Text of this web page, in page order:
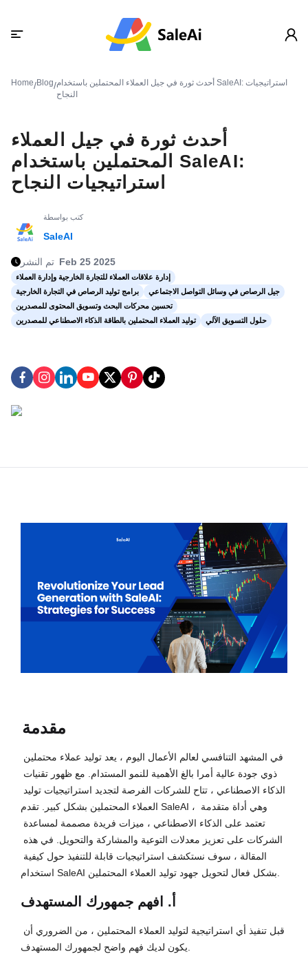
Home/Blog/أحدث ثورة في جيل العملاء المحتملين باستخدام SaleAI: استراتيجيات
النجاح
أحدث ثورة في جيل العملاء
المحتملين باستخدام SaleAI:
استراتيجيات النجاح
كتب بواسطة
SaleAI
تم النشر Feb 25 2025
إدارة علاقات العملاء للتجارة الخارجية وإدارة العملاء
برامج توليد الرصاص في التجارة الخارجية
جيل الرصاص في وسائل التواصل الاجتماعي
تحسين محركات البحث وتسويق المحتوى للمصدرين
توليد العملاء المحتملين بالطاقة الذكاء الاصطناعي للمصدرين
حلول التسويق الآلي
مقدمة
العملاء المحتملين بشكل كبير. تقدم SaleAI ، وهي أداة متقدمة
استخدام SaleAI بشكل فعال لتحويل جهود توليد العملاء المحتملين.
أ. افهم جمهورك المستهدف
يكون لديك فهم واضح لجمهورك المستهدف.